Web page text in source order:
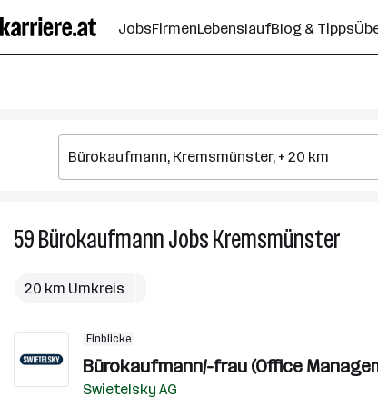
Seiteninhalt
springen
JobsFirmenLebenslaufBlog & Tipps
59BürokaufmannJobsKremsmünster
20 km Umkreis
Einblicke
Bürokaufmann/-frau (Office
Swietelsky AG